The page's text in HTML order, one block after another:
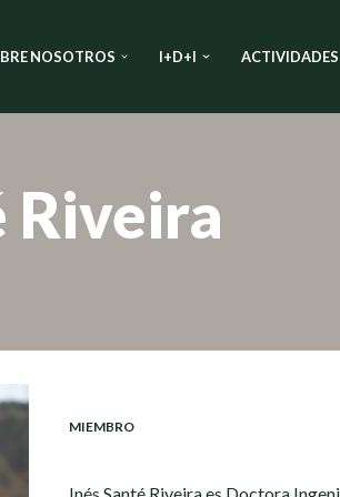
NOSOTROS I+D+I ACTIVIDADES
Riveira
MIEMBRO
Inés Santé Riveira es Doctora